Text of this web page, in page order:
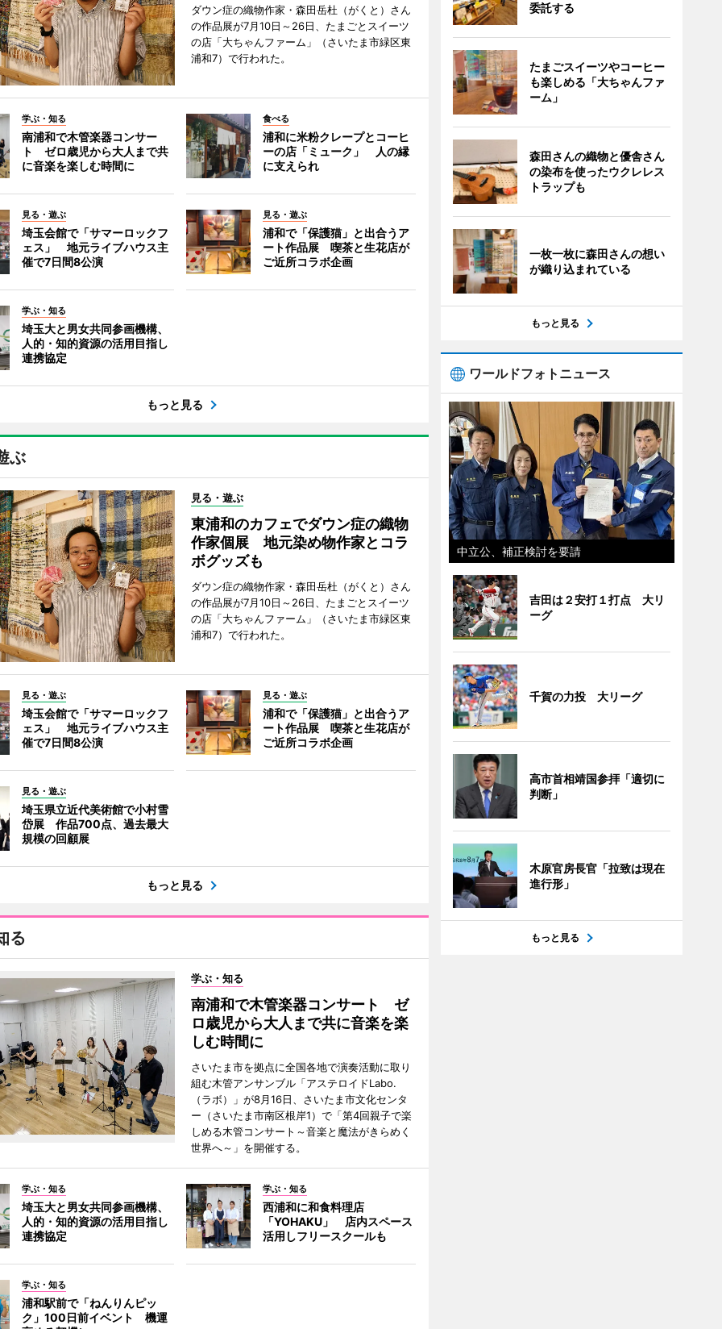
ダウン症の織物作家・森田岳杜（がくと）さん
の作品展が7月10日～26日、たまごとスイーツ
の店「大ちゃんファーム」（さいたま市緑区東
浦和7）で行われた。
学ぶ・知る
南浦和で木管楽器コンサー
ト ゼロ歳児から大人まで共
に音楽を楽しむ時間に
食べる
浦和に米粉クレープとコーヒ
ーの店「ミューク」 人の縁
に支えられ
見る・遊ぶ
埼玉会館で「サマーロックフ
ェス」 地元ライブハウス主
催で7日間8公演
見る・遊ぶ
浦和で「保護猫」と出合うア
ート作品展 喫茶と生花店が
ご近所コラボ企画
学ぶ・知る
埼玉大と男女共同参画機構、
人的・知的資源の活用目指し
連携協定
もっと見る
ぶ
見る・遊ぶ
東浦和のカフェでダウン症の織物
作家個展 地元染め物作家とコラ
ボグッズも
ダウン症の織物作家・森田岳杜（がくと）さん
の作品展が7月10日～26日、たまごとスイーツ
の店「大ちゃんファーム」（さいたま市緑区東
浦和7）で行われた。
見る・遊ぶ
埼玉会館で「サマーロックフ
ェス」 地元ライブハウス主
催で7日間8公演
見る・遊ぶ
浦和で「保護猫」と出合うア
ート作品展 喫茶と生花店が
ご近所コラボ企画
見る・遊ぶ
埼玉県立近代美術館で小村雪
岱展 作品700点、過去最大
規模の回顧展
もっと見る
る
学ぶ・知る
南浦和で木管楽器コンサート ゼ
ロ歳児から大人まで共に音楽を楽
しむ時間に
さいたま市を拠点に全国各地で演奏活動に取り
組む木管アンサンブル「アステロイドLabo.
（ラボ）」が8月16日、さいたま市文化センタ
ー（さいたま市南区根岸1）で「第4回親子で楽
しめる木管コンサート～音楽と魔法がきらめく
世界へ～」を開催する。
学ぶ・知る
埼玉大と男女共同参画機構、
人的・知的資源の活用目指し
連携協定
学ぶ・知る
西浦和に和食料理店
「YOHAKU」 店内スペース
活用しフリースクールも
学ぶ・知る
浦和駅前で「ねんりんピッ
ク」100日前イベント 機運
委託する
たまごスイーツやコーヒー
も楽しめる「大ちゃんファ
ーム」
森田さんの織物と優舎さん
の染布を使ったウクレレス
トラップも
一枚一枚に森田さんの想い
が織り込まれている
もっと見る
ワールドフォトニュース
中立公、補正検討を要請
吉田は２安打１打点 大リ
ーグ
千賀の力投 大リーグ
高市首相靖国参拝「適切に
判断」
木原官房長官「拉致は現在
進行形」
もっと見る